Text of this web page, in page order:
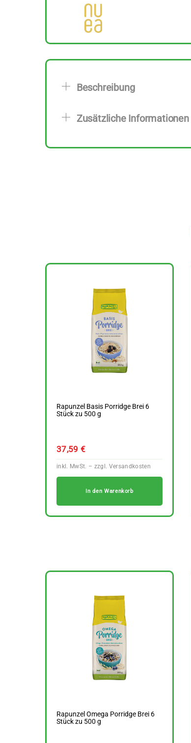
Beschreibung
Zusätzliche Informationen
Rapunzel Basis Porridge Brei 6
Stück zu 500 g
37,59€
In den Warenkorb
Rapunzel Omega Porridge Brei 6
Stück zu 500 g